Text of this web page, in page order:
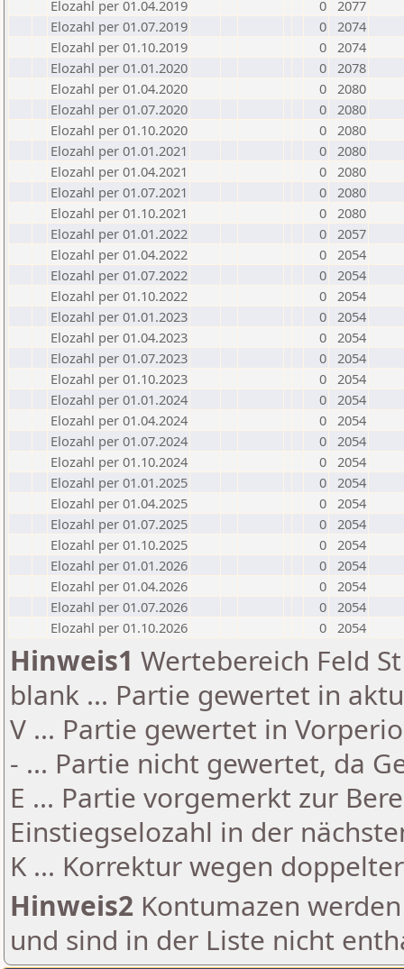
Elozahl per 01.04.2019
0 2077
Elozahl per 01.07.2019
0 2074
Elozahl per 01.10.2019
0 2074
Elozahl per 01.01.2020
0 2078
Elozahl per 01.04.2020
0 2080
Elozahl per 01.07.2020
0 2080
Elozahl per 01.10.2020
0 2080
Elozahl per 01.01.2021
0 2080
Elozahl per 01.04.2021
0 2080
Elozahl per 01.07.2021
0 2080
Elozahl per 01.10.2021
0 2080
Elozahl per 01.01.2022
0 2057
Elozahl per 01.04.2022
0 2054
Elozahl per 01.07.2022
0 2054
Elozahl per 01.10.2022
0 2054
Elozahl per 01.01.2023
0 2054
Elozahl per 01.04.2023
0 2054
Elozahl per 01.07.2023
0 2054
Elozahl per 01.10.2023
0 2054
Elozahl per 01.01.2024
0 2054
Elozahl per 01.04.2024
0 2054
Elozahl per 01.07.2024
0 2054
Elozahl per 01.10.2024
0 2054
Elozahl per 01.01.2025
0 2054
Elozahl per 01.04.2025
0 2054
Elozahl per 01.07.2025
0 2054
Elozahl per 01.10.2025
0 2054
Elozahl per 01.01.2026
0 2054
Elozahl per 01.04.2026
0 2054
Elozahl per 01.07.2026
0 2054
Elozahl per 01.10.2026
0 2054
Hinweis1 Wertebereich Feld
blank ... Partie gewertet in
V ... Partie gewertet in
- ... Partie nicht gewertet, da
E ... Partie vorgemerkt zur
Einstiegselozahl in der
K ... Korrektur wegen
Hinweis2 Kontumazen
und sind in der Liste nicht